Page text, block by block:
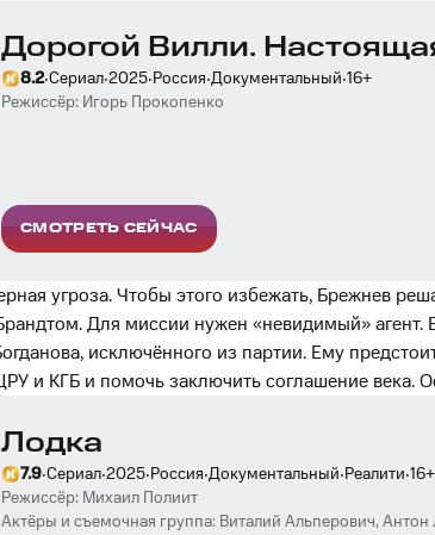
Дорогой Вилли.
8.2·Сериал·2025·Россия·Документальный·16+
Режиссёр: Игорь Прокопенко
СМОТРЕТЬ СЕЙЧАС
угроза. Чтобы этого избежать, Брежнев
Для миссии нужен «невидимый» агент.
исключённого из партии. Ему
и КГБ и помочь заключить соглашение века.
Лодка
7.9·Сериал·2025·Россия·Документальный·Реалити·16+
Режиссёр: Михаил Полиит
Актёры и съемочная группа: Виталий Альперович,Антон